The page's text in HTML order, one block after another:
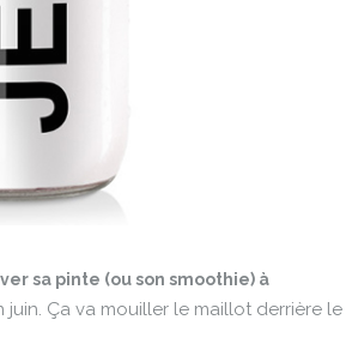
sa pinte (ou son smoothie) à
juin. Ça va mouiller le maillot derrière le